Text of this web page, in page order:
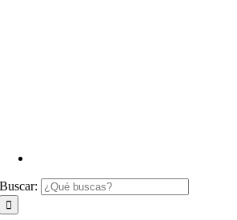
Buscar: